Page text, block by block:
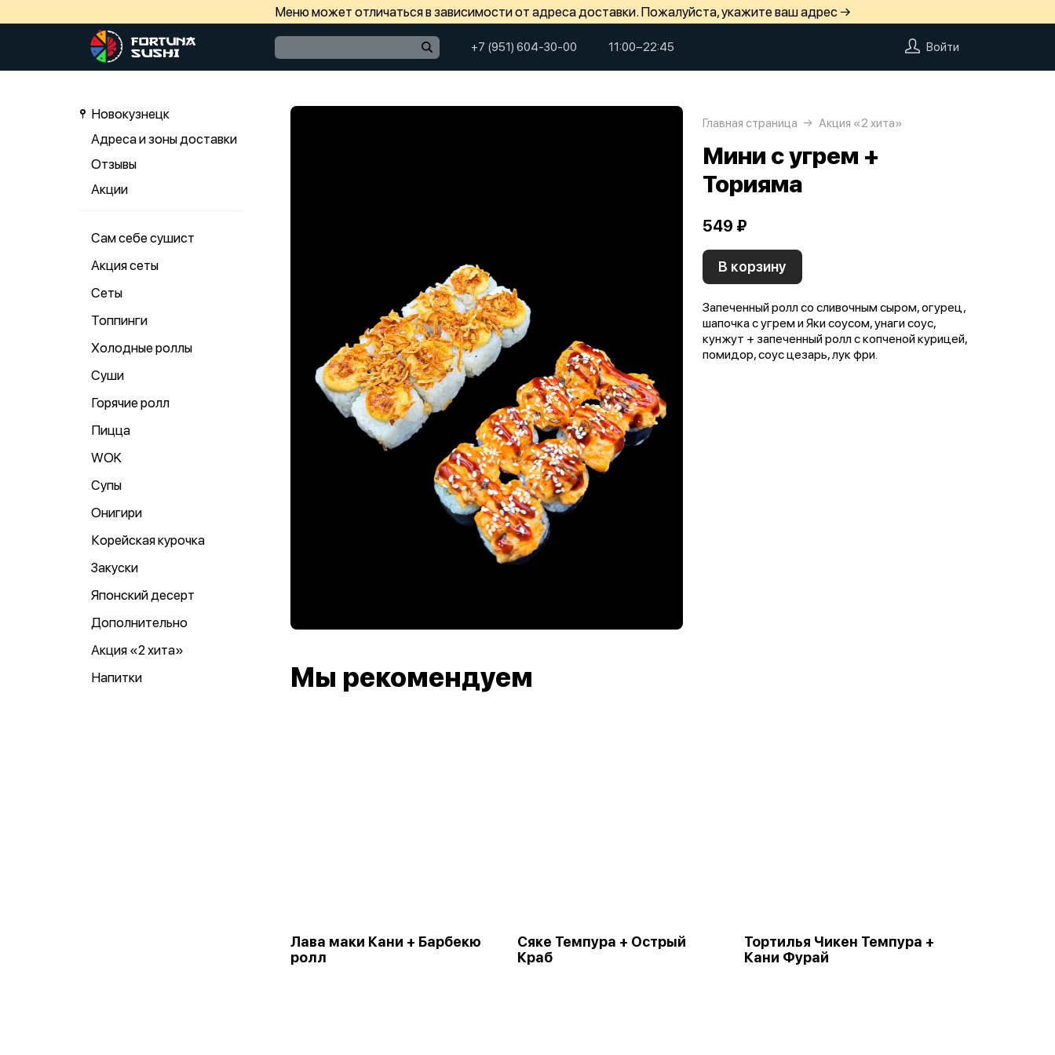
Меню может отличаться в зависимости от адреса доставки. Пожалуйста, укажите ваш адрес →
+7 (951) 604-30-00 11:00−22:45 Войти
Новокузнецк
Адреса и зоны доставки
Отзывы
Акции
Сам себе сушист
Акция сеты
Сеты
Топпинги
Холодные роллы
Суши
Горячие ролл
Пицца
WOK
Супы
Онигири
Корейская курочка
Закуски
Японский десерт
Дополнительно
Акция «2 хита»
Напитки
Главная страница Акция «2 хита»
Мини с угрем +
Торияма
549 ₽
В корзину
Запеченный ролл со сливочным сыром, огурец,
шапочка с угрем и Яки соусом, унаги соус,
кунжут + запеченный ролл с копченой курицей,
помидор, соус цезарь, лук фри.
Мы рекомендуем
Лава маки Кани + Барбекю
ролл
Сяке Темпура + Острый
Краб
Тортилья Чикен Темпура +
Кани Фурай